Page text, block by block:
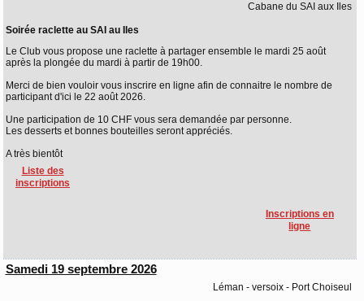
Cabane du SAI aux Iles
Soirée raclette au SAI au Iles
Le Club vous propose une raclette à partager ensemble le mardi 25 août
après la plongée du mardi à partir de 19h00.
Merci de bien vouloir vous inscrire en ligne afin de connaitre le nombre de
participant d'ici le 22 août 2026.
Une participation de 10 CHF vous sera demandée par personne.
Les desserts et bonnes bouteilles seront appréciés.
A très bientôt
Liste des
inscriptions
Inscriptions en
ligne
Samedi 19 septembre 2026
Léman - versoix - Port Choiseul